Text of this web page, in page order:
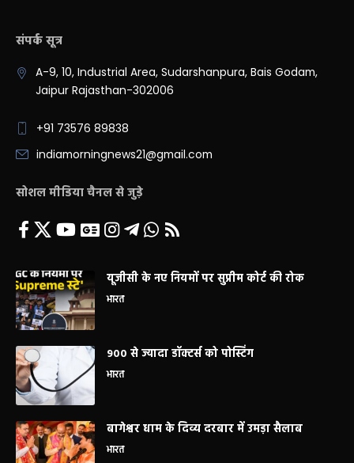
संपर्क सूत्र
A-9, 10, Industrial Area, Sudarshanpura, Bais Godam,
Jaipur Rajasthan-302006
+91 73576 89838
indiamorningnews21@gmail.com
सोशल मीडिया चैनल से जुड़े
यूजीसी के नए नियमों पर सुप्रीम कोर्ट की रोक
भारत
900 से ज्यादा डॉक्टर्स को पोस्टिंग
भारत
बागेश्वर धाम के दिव्य दरबार में उमड़ा सैलाब
भारत